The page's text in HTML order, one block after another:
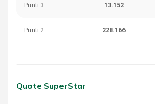
Punti 3 13.152
Punti 2 228.166
Quote SuperStar